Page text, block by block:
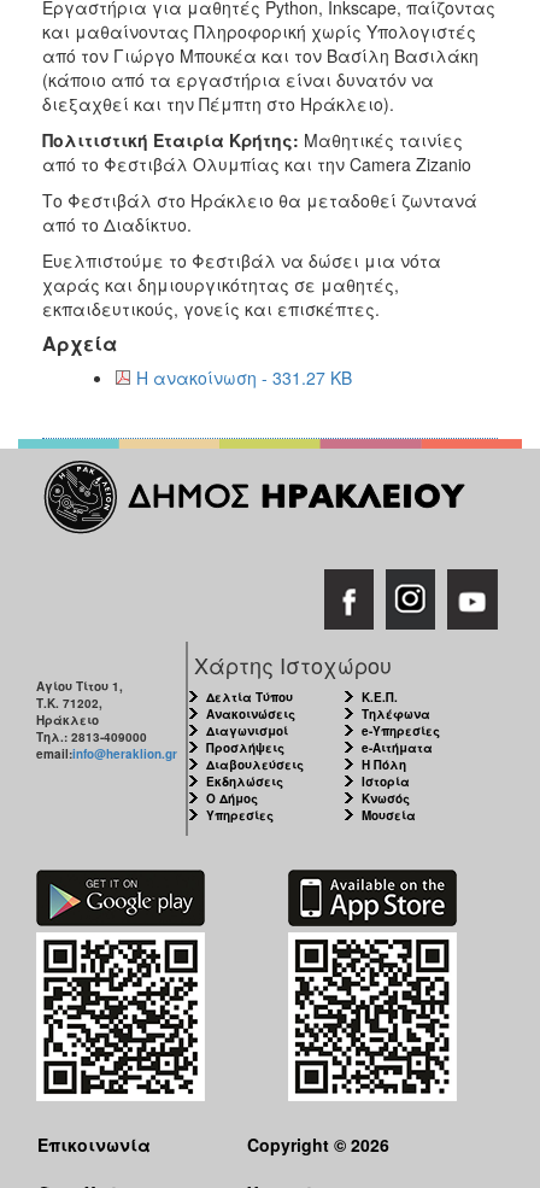
Εργαστήρια για μαθητές Python, Inkscape, παίζοντας
και μαθαίνοντας Πληροφορική χωρίς Υπολογιστές
από τον Γιώργο Μπουκέα και τον Βασίλη Βασιλάκη
(κάποιο από τα εργαστήρια είναι δυνατόν να
διεξαχθεί και την Πέμπτη στο Ηράκλειο).
Πολιτιστική Εταιρία Κρήτης: Μαθητικές ταινίες
από το Φεστιβάλ Ολυμπίας και την Camera Zizanio
Το Φεστιβάλ στο Ηράκλειο θα μεταδοθεί ζωντανά
από το Διαδίκτυο.
Ευελπιστούμε το Φεστιβάλ να δώσει μια νότα
χαράς και δημιουργικότητας σε μαθητές,
εκπαιδευτικούς, γονείς και επισκέπτες.
Αρχεία
Η ανακοίνωση - 331.27 KB
Αγίου Τίτου 1,
Τ.Κ. 71202,
Ηράκλειο
Τηλ.: 2813-409000
email:info@heraklion.gr
Χάρτης Ιστοχώρου
Δελτία Τύπου
Ανακοινώσεις
Διαγωνισμοί
Προσλήψεις
Διαβουλεύσεις
Εκδηλώσεις
Ο Δήμος
Υπηρεσίες
Κ.Ε.Π.
Τηλέφωνα
e-Υπηρεσίες
e-Αιτήματα
Η Πόλη
Ιστορία
Κνωσός
Μουσεία
Επικοινωνία
Copyright © 2026